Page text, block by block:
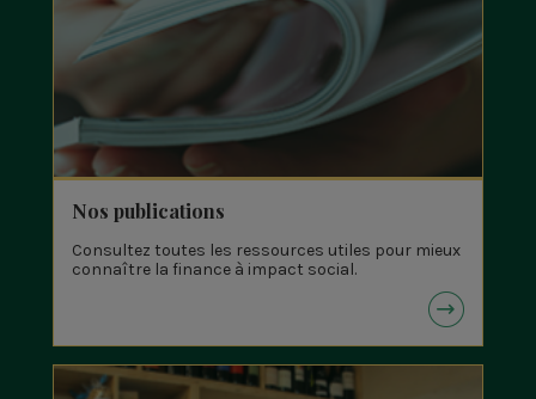
Nos publications
Consultez toutes les ressources utiles pour mieux
connaître la finance à impact social.